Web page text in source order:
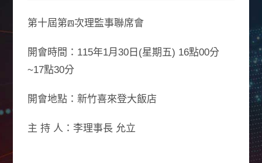
第十屆第四次理監事聯席會
開會時間：115年1月30日(星期五) 16點00分
~17點30分
開會地點：新竹喜來登大飯店
主 持 人：李理事長 允立